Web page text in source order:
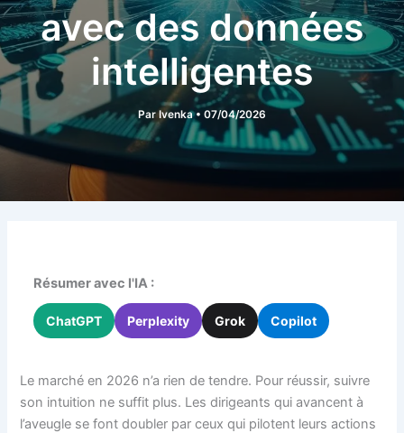
avec des données
intelligentes
ParIvenka• 07/04/2026
Résumer avec l'IA :
ChatGPT Perplexity Grok Copilot
Le marché en 2026 n’a rien de tendre. Pour réussir, suivre
son intuition ne suffit plus. Les dirigeants qui avancent à
l’aveugle se font doubler par ceux qui pilotent leurs actions